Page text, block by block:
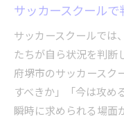
サッカースクール
サッカースクールでは
たちが自ら状況を判断
府堺市のサッカースク
すべきか」「今は攻め
瞬時に求められる場面